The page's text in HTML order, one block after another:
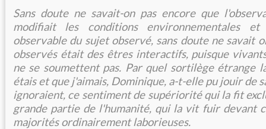
Sans doute ne savait-on pas encore que
modifiait les conditions environnementales
observable du sujet observé, sans doute ne savait
observés était des êtres interactifs, puisque
ne se soumettent pas. Par quel sortilège étrange
étais et que j'aimais, Dominique, a-t-elle pu jouir de
ignoraient, ce sentiment de supériorité qui la fit
grande partie de l'humanité, qui la vit fuir devant
majorités ordinairement laborieuses.